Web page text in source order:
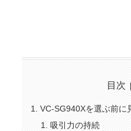
目次
VC-SG940Xを選ぶ前に
吸引力の持続